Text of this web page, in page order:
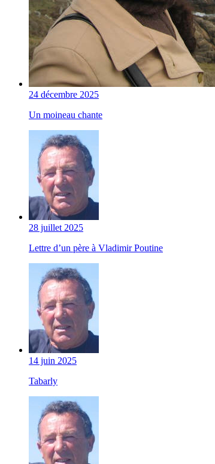
24 décembre 2025
Un moineau chante
28 juillet 2025
Lettre d’un père à Vladimir Poutine
14 juin 2025
Tabarly